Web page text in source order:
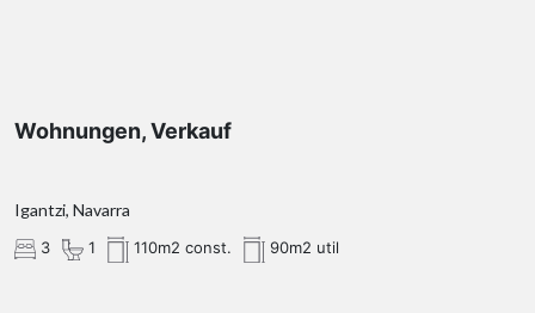
Wohnungen, Verkauf
Igantzi, Navarra
3 1 110m2 const. 90m2 util